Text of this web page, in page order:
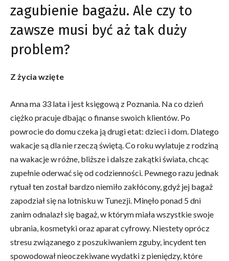
zagubienie bagażu. Ale czy to
zawsze musi być aż tak duży
problem?
Z życia wzięte
Anna ma 33 lata i jest księgową z Poznania. Na co dzień
ciężko pracuje dbając o finanse swoich klientów. Po
powrocie do domu czeka ją drugi etat: dzieci i dom. Dlatego
wakacje są dla nie rzeczą świętą. Co roku wylatuje z rodziną
na wakacje w różne, bliższe i dalsze zakątki świata, chcąc
zupełnie oderwać się od codzienności. Pewnego razu jednak
rytuał ten został bardzo niemiło zakłócony, gdyż jej bagaż
zapodział się na lotnisku w Tunezji. Minęło ponad 5 dni
zanim odnalazł się bagaż, w którym miała wszystkie swoje
ubrania, kosmetyki oraz aparat cyfrowy. Niestety oprócz
stresu związanego z poszukiwaniem zguby, incydent ten
spowodował nieoczekiwane wydatki z pieniędzy, które